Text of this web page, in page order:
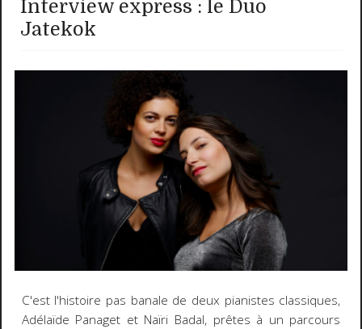
Interview express : le Duo
Jatekok
C'est l'histoire pas banale de deux pianistes classiques,
Adélaïde Panaget et Naïri Badal, prêtes à un parcours